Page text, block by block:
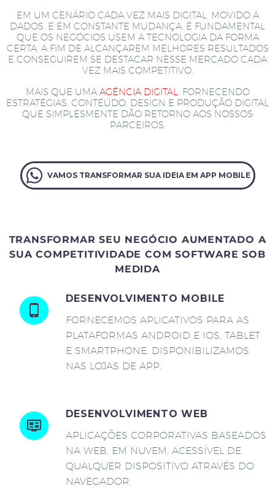
EM UM CENÁRIO CADA VEZ MAIS DIGITAL, MOVIDO A
DADOS, E EM CONSTANTE MUDANÇA, É FUNDAMENTAL
QUE OS NEGÓCIOS USEM A TECNOLOGIA DA FORMA
CERTA, A FIM DE ALCANÇAREM MELHORES RESULTADOS
E CONSEGUIREM SE DESTACAR NESSE MERCADO CADA
VEZ MAIS COMPETITIVO.
MAIS QUE UMA AGÊNCIA DIGITAL
, FORNECENDO
ESTRATÉGIAS, CONTEÚDO, DESIGN E PRODUÇÃO DIGITAL
QUE SIMPLESMENTE DÃO RETORNO AOS NOSSOS
PARCEIROS.
VAMOS TRANSFORMAR SUA IDEIA EM APP MOBILE
TRANSFORMAR SEU NEGÓCIO AUMENTADO A
SUA COMPETITIVIDADE COM SOFTWARE SOB
MEDIDA
DESENVOLVIMENTO MOBILE
FORNECEMOS APLICATIVOS PARA AS
PLATAFORMAS ANDROID E IOS, TABLET
E SMARTPHONE. DISPONIBILIZAMOS
NAS LOJAS DE APP.
DESENVOLVIMENTO WEB
APLICAÇÕES CORPORATIVAS BASEADOS
NA WEB, EM NUVEM, ACESSÍVEL DE
QUALQUER DISPOSITIVO ATRAVÉS DO
NAVEGADOR.